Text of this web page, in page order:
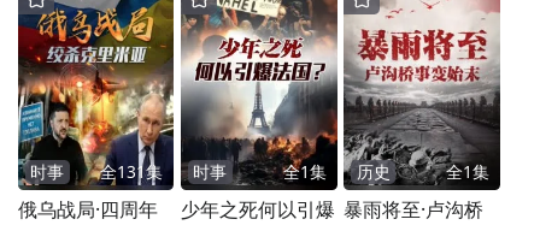
时事 全131集
俄乌战局·四周年
时事 全1集
少年之死何以引爆
历史 全1集
暴雨将至·卢沟桥